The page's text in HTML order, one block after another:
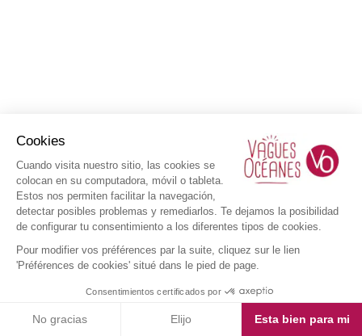
Cookies
Cuando visita nuestro sitio, las cookies se
colocan en su computadora, móvil o tableta.
Estos nos permiten facilitar la navegación,
detectar posibles problemas y remediarlos. Te dejamos la posibilidad
de configurar tu consentimiento a los diferentes tipos de cookies.
Pour modifier vos préférences par la suite, cliquez sur le lien
'Préférences de cookies' situé dans le pied de page.
Consentimientos certificados por
No gracias Elijo Esta bien para mi